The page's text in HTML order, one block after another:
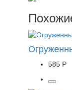
585 Р